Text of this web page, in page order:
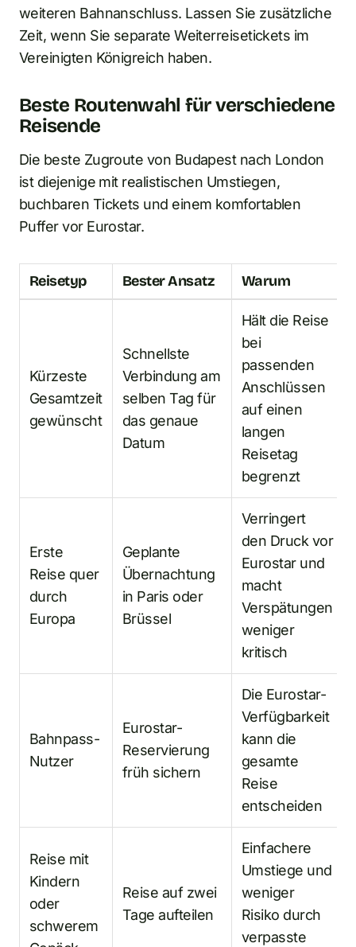
weiteren Bahnanschluss. Lassen Sie zusätzliche
Zeit, wenn Sie separate Weiterreisetickets im
Vereinigten Königreich haben.
Beste Routenwahl für verschiedene
Reisende
Die beste Zugroute von Budapest nach London
ist diejenige mit realistischen Umstiegen,
buchbaren Tickets und einem komfortablen
Puffer vor Eurostar.
Reisetyp Bester Ansatz Warum
Kürzeste
Gesamtzeit
gewünscht
Schnellste
Verbindung am
selben Tag für
das genaue
Datum
Hält die Reise
bei
passenden
Anschlüssen
auf einen
langen
Reisetag
begrenzt
Erste
Reise quer
durch
Europa
Geplante
Übernachtung
in Paris oder
Brüssel
Verringert
den Druck vor
Eurostar und
macht
Verspätungen
weniger
kritisch
Bahnpass-
Nutzer
Eurostar-
Reservierung
früh sichern
Die Eurostar-
Verfügbarkeit
kann die
gesamte
Reise
entscheiden
Reise mit
Kindern
oder
schwerem
Reise auf zwei
Tage aufteilen
Einfachere
Umstiege und
weniger
Risiko durch
verpasste